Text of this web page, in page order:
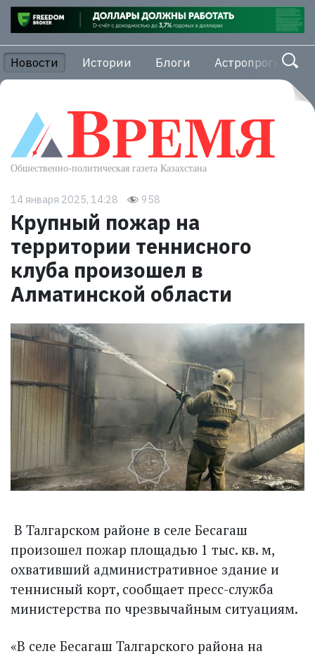
Новости Истории Блоги Астропрогноз
14 января 2025, 14:28 958
Крупный пожар на
территории теннисного
клуба произошел в
Алматинской области
В Талгарском районе в селе Бесагаш
произошел пожар площадью 1 тыс. кв. м,
охвативший административное здание и
теннисный корт, сообщает пресс-служба
министерства по чрезвычайным ситуациям.
«В селе Бесагаш Талгарского района на